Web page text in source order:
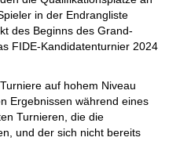
in der Endrangliste
des Beginns des Grand-
FIDE-Kandidatenturnier 2024
auf hohem Niveau
Ergebnissen während eines
Turnieren, die die
und der sich nicht bereits